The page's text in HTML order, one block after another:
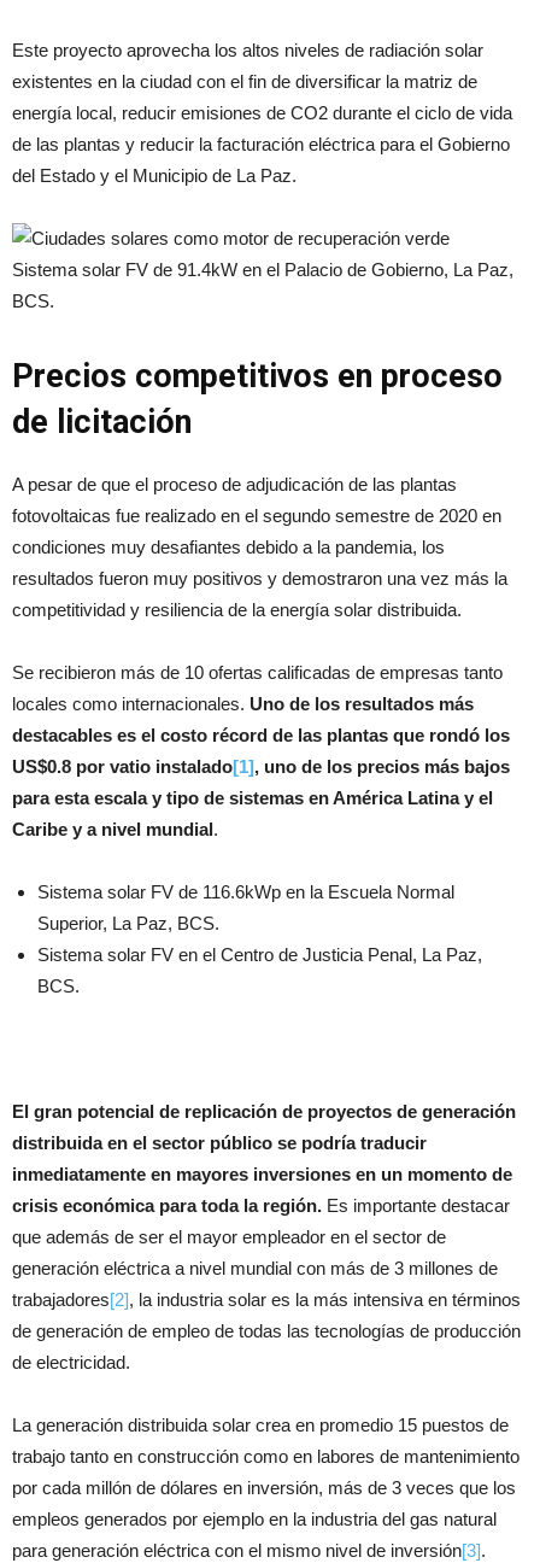
Este proyecto aprovecha los altos niveles de radiación solar
existentes en la ciudad con el fin de diversificar la matriz de
energía local, reducir emisiones de CO2 durante el ciclo de vida
de las plantas y reducir la facturación eléctrica para el Gobierno
del Estado y el Municipio de La Paz.
Sistema solar FV de 91.4kW en el Palacio de Gobierno, La Paz,
BCS.
Precios competitivos en proceso
de licitación
A pesar de que el proceso de adjudicación de las plantas
fotovoltaicas fue realizado en el segundo semestre de 2020 en
condiciones muy desafiantes debido a la pandemia, los
resultados fueron muy positivos y demostraron una vez más la
competitividad y resiliencia de la energía solar distribuida.
Se recibieron más de 10 ofertas calificadas de empresas tanto
locales como internacionales. Uno de los resultados más
destacables es el costo récord de las plantas que rondó los
US$0.8 por vatio instalado[1], uno de los precios más bajos
para esta escala y tipo de sistemas en América Latina y el
Caribe y a nivel mundial .
Sistema solar FV de 116.6kWp en la Escuela Normal
Superior, La Paz, BCS.
Sistema solar FV en el Centro de Justicia Penal, La Paz,
BCS.
El gran potencial de replicación de proyectos de generación
distribuida en el sector público se podría traducir
inmediatamente en mayores inversiones en un momento de
crisis económica para toda la región. Es importante destacar
que además de ser el mayor empleador en el sector de
generación eléctrica a nivel mundial con más de 3 millones de
trabajadores[2], la industria solar es la más intensiva en términos
de generación de empleo de todas las tecnologías de producción
de electricidad.
La generación distribuida solar crea en promedio 15 puestos de
trabajo tanto en construcción como en labores de mantenimiento
por cada millón de dólares en inversión, más de 3 veces que los
empleos generados por ejemplo en la industria del gas natural
para generación eléctrica con el mismo nivel de inversión[3].